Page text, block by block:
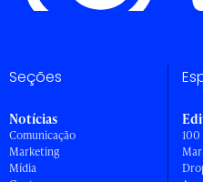
Seções
Notícias
Comunicação
Marketing
Mídia
100